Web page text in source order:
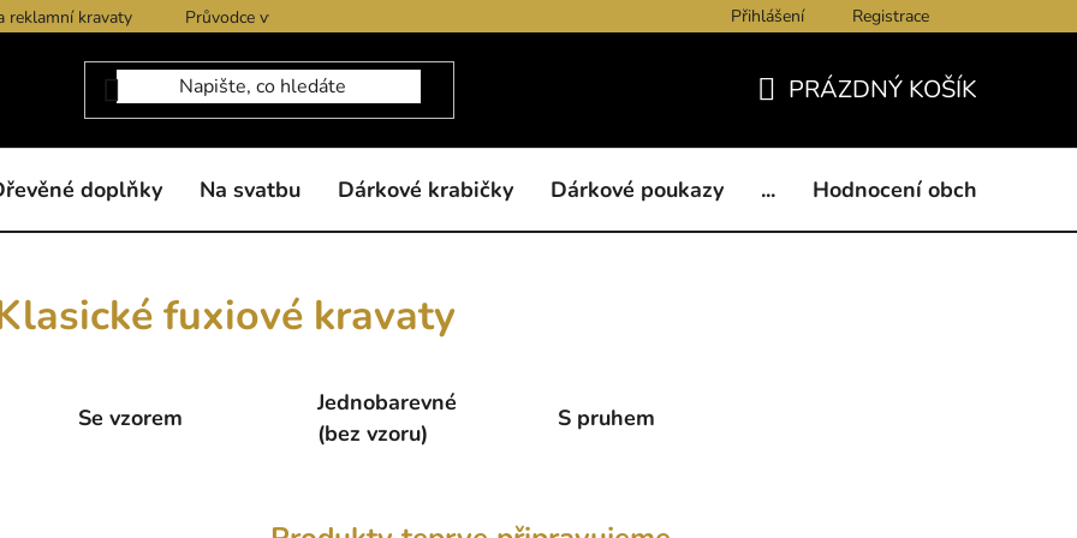
reklamní kravaty Průvodce výběrem produktů Kontakty Obchodní podmínky
Přihlášení Registrace
KOŠÍK
PRÁZDNÝ KOŠÍK
doplňky Na svatbu Dárkové krabičky Dárkové poukazy ... Hodnocení obchodu
fuxiové kravaty
Se vzorem
Jednobarevné
(bez vzoru)
S pruhem